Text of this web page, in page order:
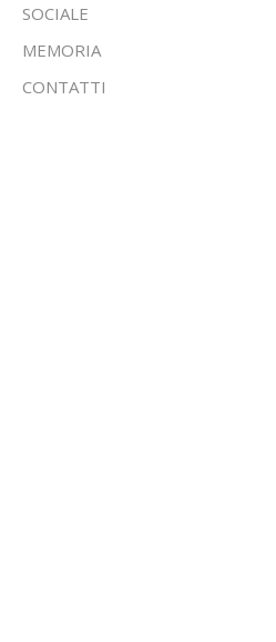
SOCIALE
MEMORIA
CONTATTI